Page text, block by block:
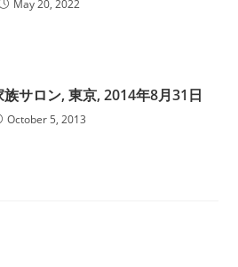
May 20, 2022
サロン, 東京, 2014年8月31日
October 5, 2013